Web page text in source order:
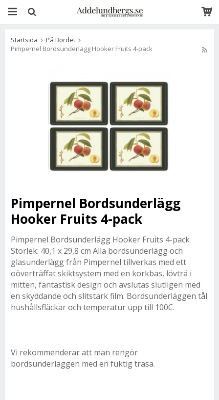
Startsida
På Bordet
Pimpernel Bordsunderlägg Hooker Fruits 4-pack
Pimpernel Bordsunderlägg
Hooker Fruits 4-pack
Pimpernel Bordsunderlägg Hooker Fruits 4-pack
Storlek: 40,1 x 29,8 cm Alla bordsunderlägg och
glasunderlägg från Pimpernel tillverkas med ett
oöverträffat skiktsystem med en korkbas, lövträ i
mitten, fantastisk design och avslutas slutligen med
en skyddande och slitstark film. Bordsunderläggen tål
hushållsfläckar och temperatur upp till 100C.
Vi rekommenderar att man rengör
bordsunderläggen med en fuktig trasa.